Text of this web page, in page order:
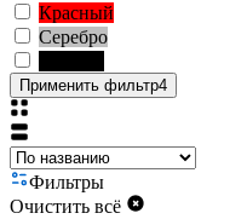
Красный
Серебро
Применить фильтр4
Фильтры
Очистить всё